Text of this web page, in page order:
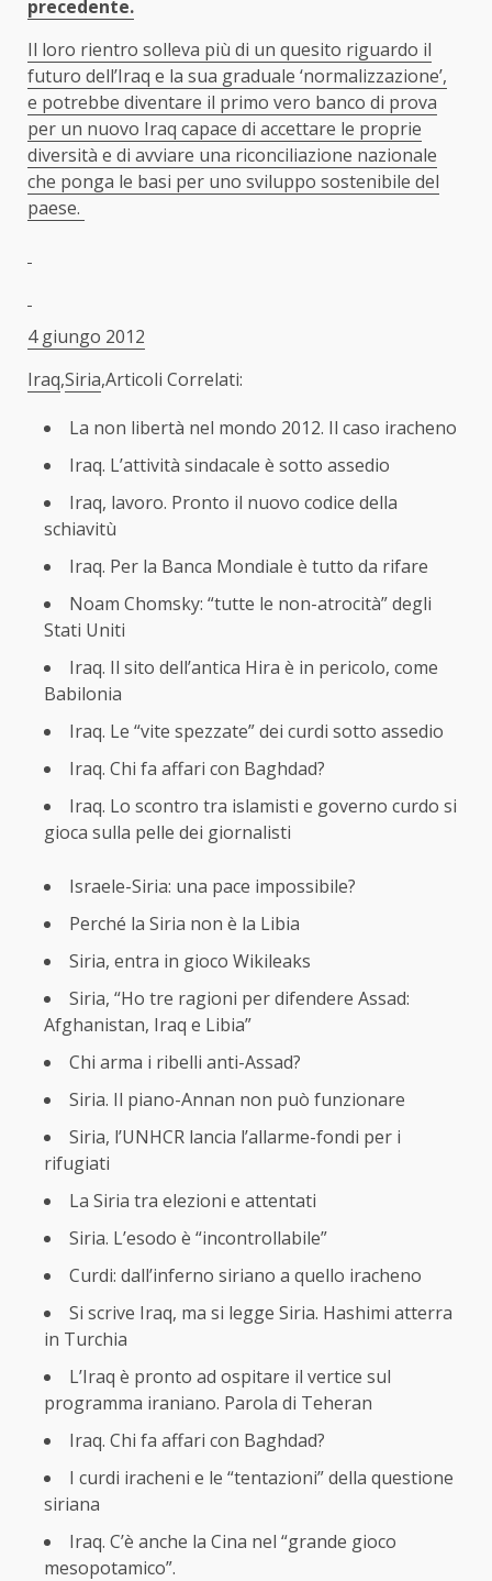
precedente.
Il loro rientro solleva più di un quesito riguardo il
futuro dell’Iraq e la sua graduale ‘normalizzazione’,
e potrebbe diventare il primo vero banco di prova
per un nuovo Iraq capace di accettare le proprie
diversità e di avviare una riconciliazione nazionale
che ponga le basi per uno sviluppo sostenibile del
paese.
4 giungo 2012
Iraq,Siria,Articoli Correlati:
La non libertà nel mondo 2012. Il caso iracheno
Iraq. L’attività sindacale è sotto assedio
Iraq, lavoro. Pronto il nuovo codice della
schiavitù
Iraq. Per la Banca Mondiale è tutto da rifare
Noam Chomsky: “tutte le non-atrocità” degli
Stati Uniti
Iraq. Il sito dell’antica Hira è in pericolo, come
Babilonia
Iraq. Le “vite spezzate” dei curdi sotto assedio
Iraq. Chi fa affari con Baghdad?
Iraq. Lo scontro tra islamisti e governo curdo si
gioca sulla pelle dei giornalisti
Israele-Siria: una pace impossibile?
Perché la Siria non è la Libia
Siria, entra in gioco Wikileaks
Siria, “Ho tre ragioni per difendere Assad:
Afghanistan, Iraq e Libia”
Chi arma i ribelli anti-Assad?
Siria. Il piano-Annan non può funzionare
Siria, l’UNHCR lancia l’allarme-fondi per i
rifugiati
La Siria tra elezioni e attentati
Siria. L’esodo è “incontrollabile”
Curdi: dall’inferno siriano a quello iracheno
Si scrive Iraq, ma si legge Siria. Hashimi atterra
in Turchia
L’Iraq è pronto ad ospitare il vertice sul
programma iraniano. Parola di Teheran
Iraq. Chi fa affari con Baghdad?
I curdi iracheni e le “tentazioni” della questione
siriana
Iraq. C’è anche la Cina nel “grande gioco
mesopotamico”.